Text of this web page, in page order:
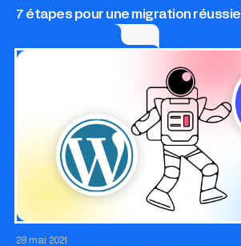
7 étapes pour une migration réussie
28 mai 2021